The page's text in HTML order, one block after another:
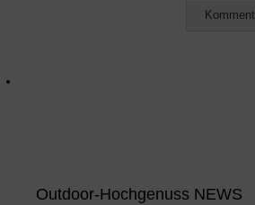
Outdoor-Hochgenuss NEWS